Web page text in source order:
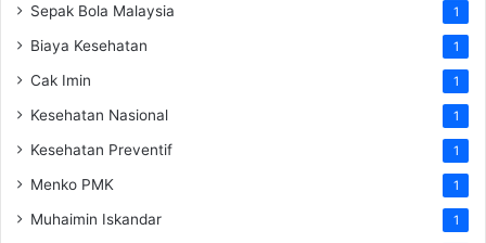
Sepak Bola Malaysia 1
Biaya Kesehatan 1
Cak Imin 1
Kesehatan Nasional 1
Kesehatan Preventif 1
Menko PMK 1
Muhaimin Iskandar 1